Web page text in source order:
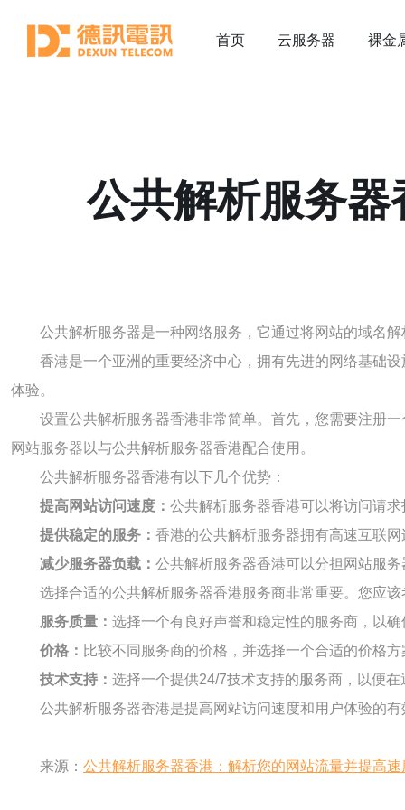
首页 云服务器 裸金
公共解析服务
公共解析服务器是一种网络服务，它通过将网站的域名
香港是一个亚洲的重要经济中心，拥有先进的网络基础
体验。
设置公共解析服务器香港非常简单。首先，您需要注册
网站服务器以与公共解析服务器香港配合使用。
公共解析服务器香港有以下几个优势：
提高网站访问速度： 公共解析服务器香港可以将访问请
提供稳定的服务： 香港的公共解析服务器拥有高速互联
减少服务器负载： 公共解析服务器香港可以分担网站服
选择合适的公共解析服务器香港服务商非常重要。您应
服务质量： 选择一个有良好声誉和稳定性的服务商，以
价格： 比较不同服务商的价格，并选择一个合适的价格方
技术支持： 选择一个提供24/7技术支持的服务商，以便
公共解析服务器香港是提高网站访问速度和用户体验的
来源： 公共解析服务器香港：解析您的网站流量并提高速